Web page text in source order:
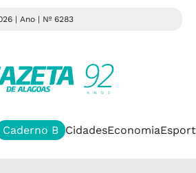
| Ano | Nº 6283
Caderno B CidadesEconomia